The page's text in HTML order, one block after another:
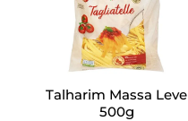
Talharim Massa Leve
500g